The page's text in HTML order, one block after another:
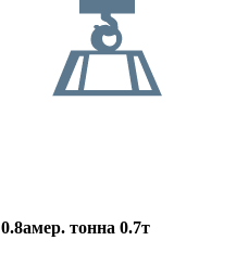
0.8амер. тонна 0.7т